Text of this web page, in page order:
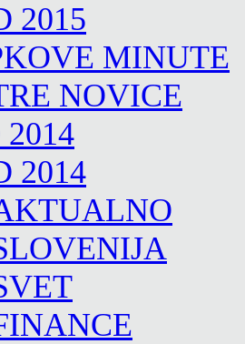
2015
MINUTE
NOVICE
2014